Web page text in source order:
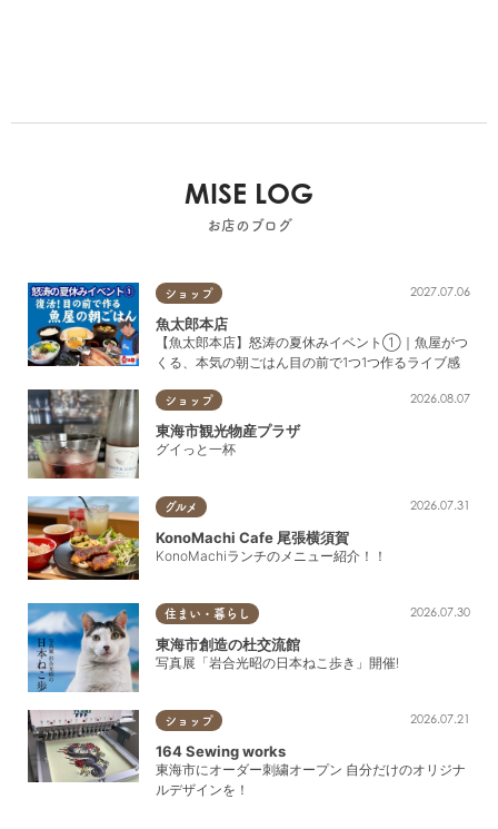
MISE LOG
お店のブログ
ショップ 2027.07.06
魚太郎本店
【魚太郎本店】怒涛の夏休みイベント①｜魚屋がつ
くる、本気の朝ごはん目の前で1つ1つ作るライブ感
ショップ 2026.08.07
東海市観光物産プラザ
グイっと一杯
グルメ 2026.07.31
KonoMachi Cafe 尾張横須賀
KonoMachiランチのメニュー紹介！！
住まい・暮らし 2026.07.30
東海市創造の杜交流館
写真展「岩合光昭の日本ねこ歩き」開催!
ショップ 2026.07.21
164 Sewing works
東海市にオーダー刺繍オープン 自分だけのオリジナ
ルデザインを！